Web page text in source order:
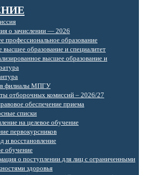
о зачислении — 2026
профессиональное образование
высшее образование и специалитет
высшее образование и
филиалы МПГУ
отборочных комиссий – 2026/27
обеспечение приема
списки
на целевое обучение
первокурсников
и восстановление
обучение
о поступлении для лиц с ограниченными
здоровья